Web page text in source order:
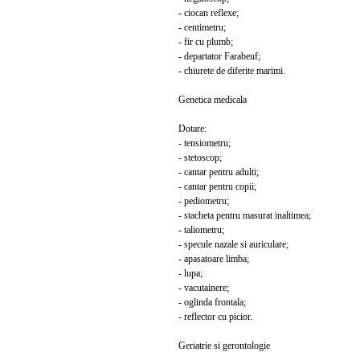
- ciocan reflexe;
- centimetru;
- fir cu plumb;
- departator Farabeuf;
- chiurete de diferite marimi.
Genetica medicala
Dotare:
- tensiometru;
- stetoscop;
- cantar pentru adulti;
- cantar pentru copii;
- pediometru;
- stacheta pentru masurat inaltimea;
- taliometru;
- specule nazale si auriculare;
- apasatoare limba;
- lupa;
- vacutainere;
- oglinda frontala;
- reflector cu picior.
Geriatrie si gerontologie